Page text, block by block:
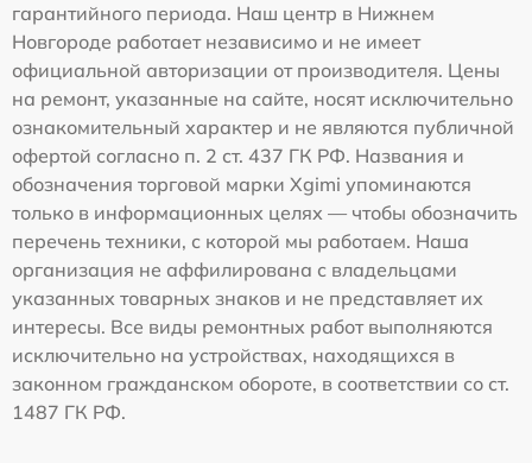
гарантийного периода. Наш центр в Нижнем
Новгороде работает независимо и не имеет
официальной авторизации от производителя. Цены
на ремонт, указанные на сайте, носят исключительно
ознакомительный характер и не являются публичной
офертой согласно п. 2 ст. 437 ГК РФ. Названия и
обозначения торговой марки Xgimi упоминаются
только в информационных целях — чтобы обозначить
перечень техники, с которой мы работаем. Наша
организация не аффилирована с владельцами
указанных товарных знаков и не представляет их
интересы. Все виды ремонтных работ выполняются
исключительно на устройствах, находящихся в
законном гражданском обороте, в соответствии со ст.
1487 ГК РФ.